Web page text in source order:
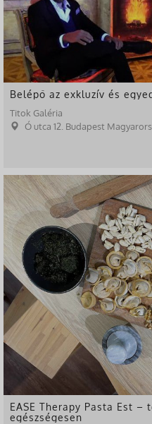
Belépő az exkluzív és
Titok Galéria
Ó utca 12. Budapest
-33%
EASE Therapy Pasta Est –
egészségesen